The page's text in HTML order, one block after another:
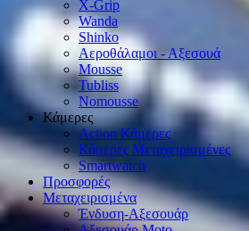
X-Grip
Wanda
Shinko
Αεροθάλαμοι - Αξεσουά
Mousse
Tubliss
Nomousse
Κάμερες
Action Κάμερες
Κάμερες Μεταχειρισμένες
Smartwatch
Προσφορές
Μεταχειρισμένα
Ένδυση-Αξεσουάρ